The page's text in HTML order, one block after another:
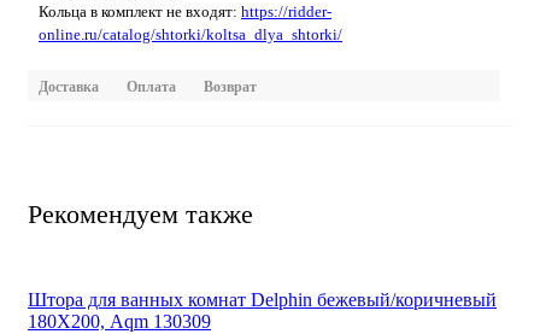
Кольца в комплект не входят: https://ridder-
online.ru/catalog/shtorki/koltsa_dlya_shtorki/
Доставка Оплата Возврат
Рекомендуем также
Штора для ванных комнат Delphin бежевый/коричневый
180Х200, Aqm 130309